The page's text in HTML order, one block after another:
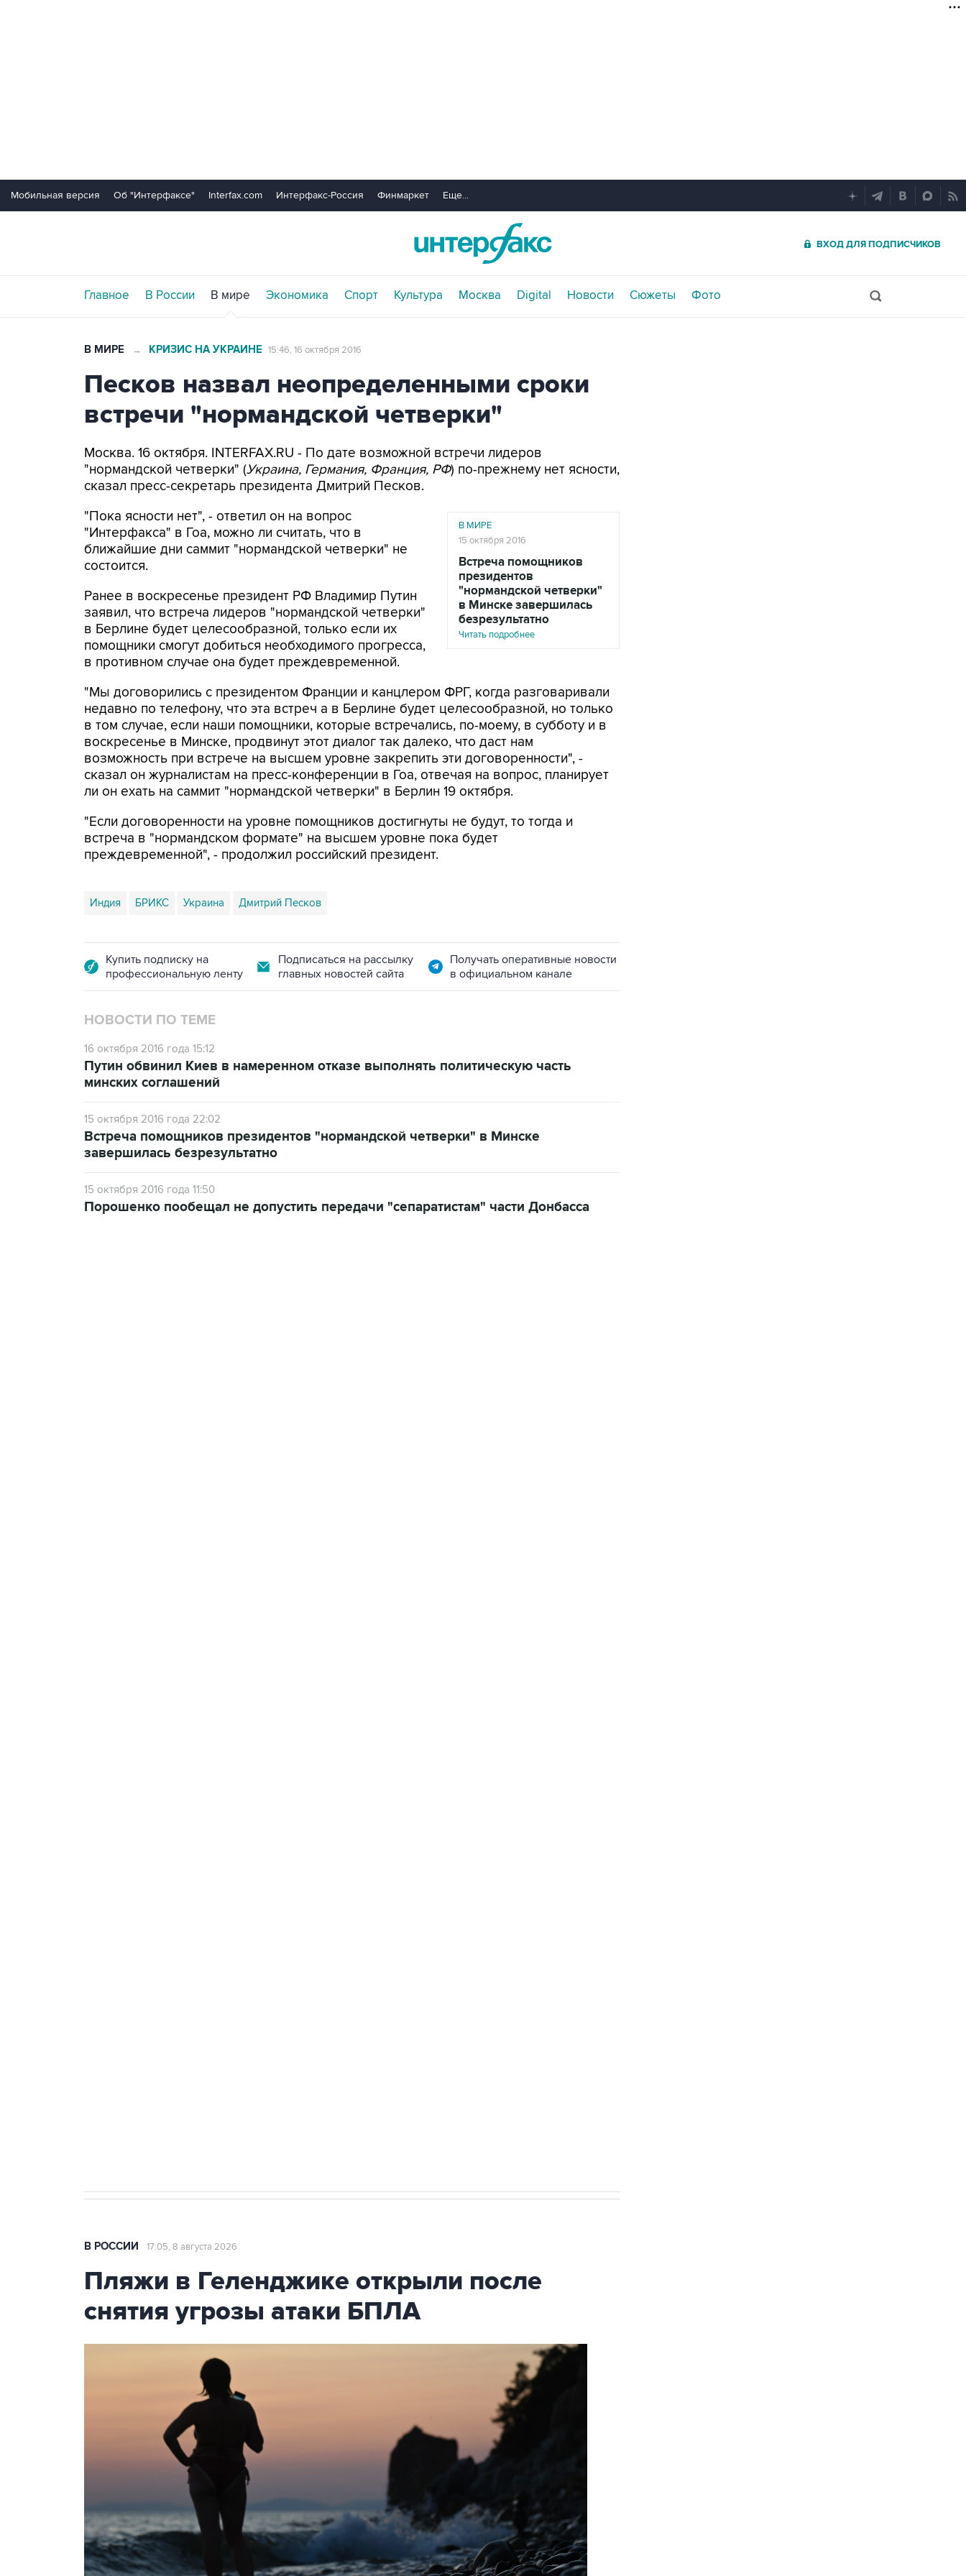
Мобильная версия Об "Интерфаксе" Interfax.com Интерфакс-Россия Финмаркет Еще...
ВХОД ДЛЯ ПОДПИСЧИКОВ
Главное В России В мире Экономика Спорт Культура Москва Digital Новости Сюжеты Фото
В МИРЕ → КРИЗИС НА УКРАИНЕ 15:46, 16 октября 2016
Песков назвал неопределенными сроки
встречи "нормандской четверки"
Москва. 16 октября. INTERFAX.RU - По дате возможной встречи лидеров
"нормандской четверки" (Украина, Германия, Франция, РФ) по-прежнему нет ясности,
сказал пресс-секретарь президента Дмитрий Песков.
В МИРЕ
15 октября 2016
Встреча помощников
президентов
"нормандской четверки"
в Минске завершилась
безрезультатно
Читать подробнее
"Пока ясности нет", - ответил он на вопрос
"Интерфакса" в Гоа, можно ли считать, что в
ближайшие дни саммит "нормандской четверки" не
состоится.
Ранее в воскресенье президент РФ Владимир Путин
заявил, что встреча лидеров "нормандской четверки"
в Берлине будет целесообразной, только если их
помощники смогут добиться необходимого прогресса,
в противном случае она будет преждевременной.
"Мы договорились с президентом Франции и канцлером ФРГ, когда разговаривали
недавно по телефону, что эта встреч а в Берлине будет целесообразной, но только
в том случае, если наши помощники, которые встречались, по-моему, в субботу и в
воскресенье в Минске, продвинут этот диалог так далеко, что даст нам
возможность при встрече на высшем уровне закрепить эти договоренности", -
сказал он журналистам на пресс-конференции в Гоа, отвечая на вопрос, планирует
ли он ехать на саммит "нормандской четверки" в Берлин 19 октября.
"Если договоренности на уровне помощников достигнуты не будут, то тогда и
встреча в "нормандском формате" на высшем уровне пока будет
преждевременной", - продолжил российский президент.
Индия БРИКС Украина Дмитрий Песков
Купить подписку на
профессиональную ленту
Подписаться на рассылку
главных новостей сайта
Получать оперативные новости
в официальном канале
НОВОСТИ ПО ТЕМЕ
16 октября 2016 года 15:12
Путин обвинил Киев в намеренном отказе выполнять политическую часть
минских соглашений
15 октября 2016 года 22:02
Встреча помощников президентов "нормандской четверки" в Минске
завершилась безрезультатно
15 октября 2016 года 11:50
Порошенко пообещал не допустить передачи "сепаратистам" части Донбасса
В РОССИИ 17:05, 8 августа 2026
Пляжи в Геленджике открыли после
снятия угрозы атаки БПЛА